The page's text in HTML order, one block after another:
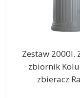
Zestaw 2000l.
zbiornik
zbieracz